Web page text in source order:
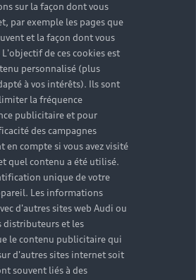
sur la façon dont vous
par exemple les pages que
et la façon dont vous
de ces cookies est
personnalisé (plus
à vos intérêts). Ils sont
la fréquence
publicitaire et pour
des campagnes
compte si vous avez visité
quel contenu a été utilisé.
unique de votre
Les informations
d'autres sites web Audi ou
distributeurs et les
le contenu publicitaire qui
d'autres sites internet soit
souvent liés à des